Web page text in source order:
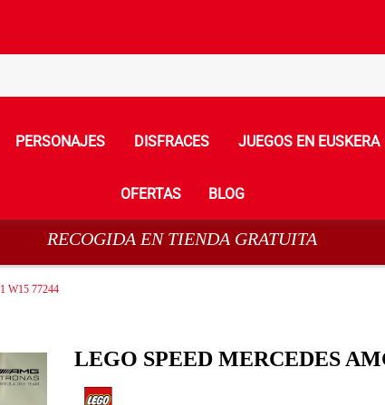
PERSONAJES DISFRACES JUEGOS EN EUSKERA
OFERTAS BLOG
RECOGIDA EN TIENDA GRATUITA
W15 77244
LEGO SPEED MERCEDES